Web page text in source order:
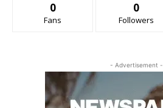
0
Fans
0
Followers
- Advertisement -